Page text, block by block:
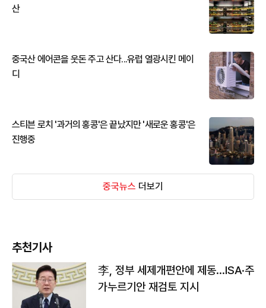
산
중국산 에어콘을 웃돈 주고 산다...유럽 열광시킨 메이
디
스티븐 로치 '과거의 홍콩'은 끝났지만 '새로운 홍콩'은
진행중
중국뉴스 더보기
추천기사
李, 정부 세제개편안에 제동…ISA·주
가누르기안 재검토 지시